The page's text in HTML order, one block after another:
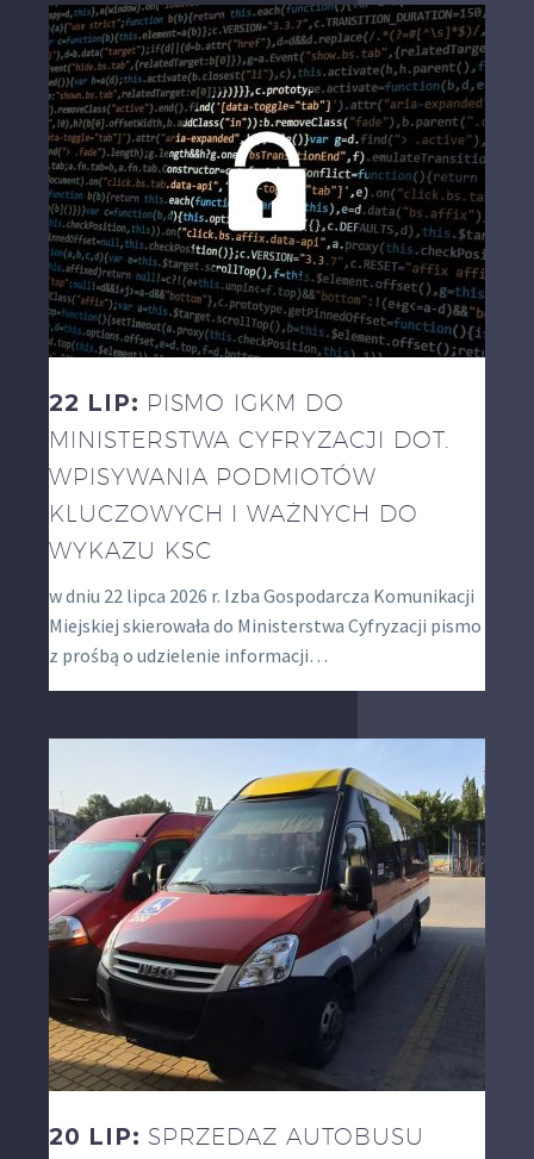
22 LIP: PISMO IGKM DO
MINISTERSTWA CYFRYZACJI DOT.
WPISYWANIA PODMIOTÓW
KLUCZOWYCH I WAŻNYCH DO
WYKAZU KSC
w dniu 22 lipca 2026 r. Izba Gospodarcza Komunikacji
Miejskiej skierowała do Ministerstwa Cyfryzacji pismo
z prośbą o udzielenie informacji…
20 LIP: SPRZEDAŻ AUTOBUSU